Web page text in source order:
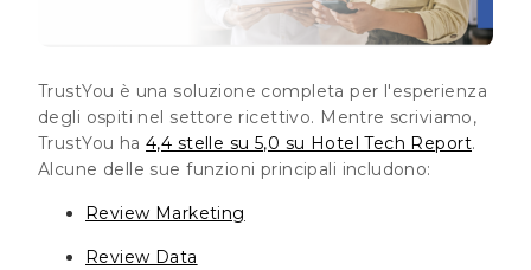
TrustYou è una soluzione completa per l'esperienza
degli ospiti nel settore ricettivo. Mentre scriviamo,
TrustYou ha4,4 stelle su 5,0 su Hotel Tech Report.
Alcune delle sue funzioni principali includono:
Review Marketing
Review Data